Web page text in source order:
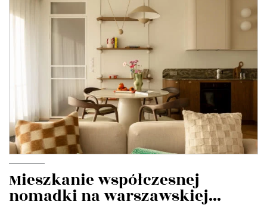
Mieszkanie współczesnej
nomadki na warszawskiej...